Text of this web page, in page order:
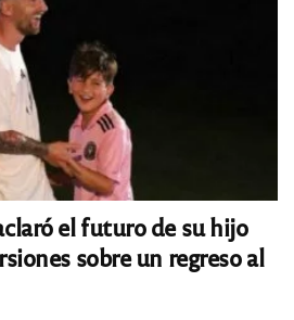
el futuro de su hijo
sobre un regreso al